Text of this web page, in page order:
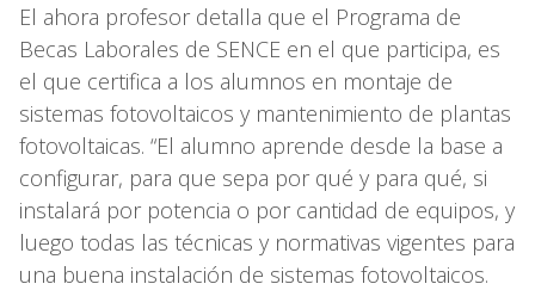
El ahora profesor detalla que el Programa de
Becas Laborales de SENCE en el que participa, es
el que certifica a los alumnos en montaje de
sistemas fotovoltaicos y mantenimiento de plantas
fotovoltaicas. “El alumno aprende desde la base a
configurar, para que sepa por qué y para qué, si
instalará por potencia o por cantidad de equipos, y
luego todas las técnicas y normativas vigentes para
una buena instalación de sistemas fotovoltaicos.